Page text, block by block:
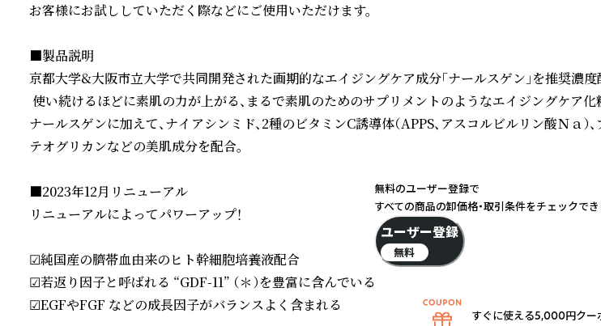
お客様にお試ししていただく際などにご使用いただけます。
■製品説明
京都大学&大阪市立大学で共同開発された画期的なエイジングケア成分「ナールスゲン」を推奨濃度
使い続けるほどに素肌の力が上がる、まるで素肌のためのサプリメントのようなエイジングケア化
ナールスゲンに加えて、ナイアシンミド、2種のビタミンC誘導体（APPS、アスコルビルリン酸Ｎａ）、
テオグリカンなどの美肌成分を配合。
■2023年12月リニューアル
リニューアルによってパワーアップ！
☑純国産の臍帯血由来のヒト幹細胞培養液配合
☑若返り因子と呼ばれる “GDF-11” （＊）を豊富に含んでいる
☑EGFやFGF などの成長因子がバランスよく含まれる
無料のユーザー登録で
すべての商品の卸価格・取引条件をチェックでき
ユーザー登録
無料
すぐに使える5,000円クー